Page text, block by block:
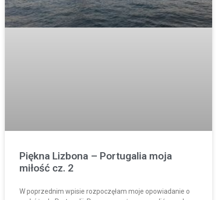
Piękna Lizbona – Portugalia moja
miłość cz. 2
W poprzednim wpisie rozpoczęłam moje opowiadanie o